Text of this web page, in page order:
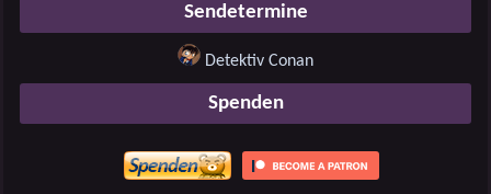
Sendetermine
Detektiv Conan
Spenden